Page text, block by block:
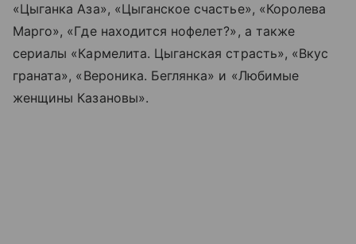
«Цыганка Аза», «Цыганское счастье», «Королева
Марго», «Где находится нофелет?», а также
сериалы «Кармелита. Цыганская страсть», «Вкус
граната», «Вероника. Беглянка» и «Любимые
женщины Казановы».